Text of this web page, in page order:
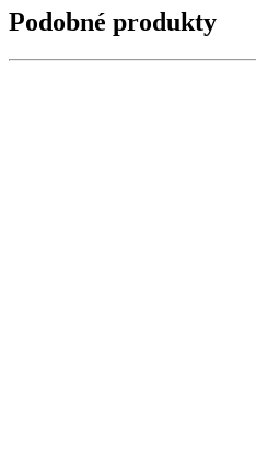
Podobné produkty